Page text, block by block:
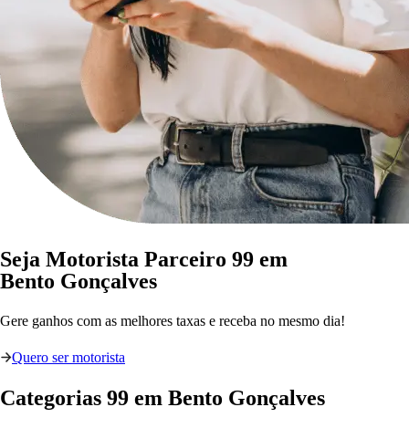
Seja Motorista Parceiro 99 em
Bento Gonçalves
Gere ganhos com as melhores taxas e receba no mesmo dia!
Quero ser motorista
Categorias 99 em Bento Gonçalves